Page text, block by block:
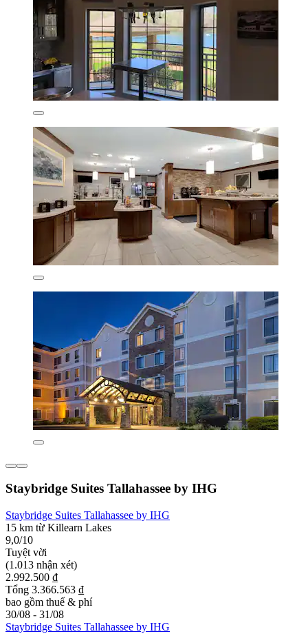
Staybridge Suites Tallahassee by IHG
Staybridge Suites Tallahassee by IHG
15 km từ Killearn Lakes
9,0/10
Tuyệt vời
(1.013 nhận xét)
2.992.500 ₫
Tổng 3.366.563 ₫
bao gồm thuế & phí
30/08 - 31/08
Staybridge Suites Tallahassee by IHG